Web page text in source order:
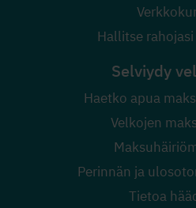
Hallitse
Selviydy
Haetko apua
Velkojen
Perinnän ja
Tietoa